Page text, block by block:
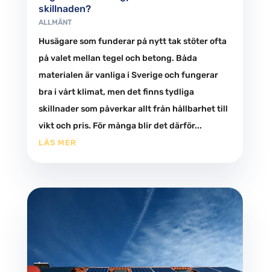
skillnaden?
ALLMÄNT
Husägare som funderar på nytt tak stöter ofta
på valet mellan tegel och betong. Båda
materialen är vanliga i Sverige och fungerar
bra i vårt klimat, men det finns tydliga
skillnader som påverkar allt från hållbarhet till
vikt och pris. För många blir det därför...
LÄS MER